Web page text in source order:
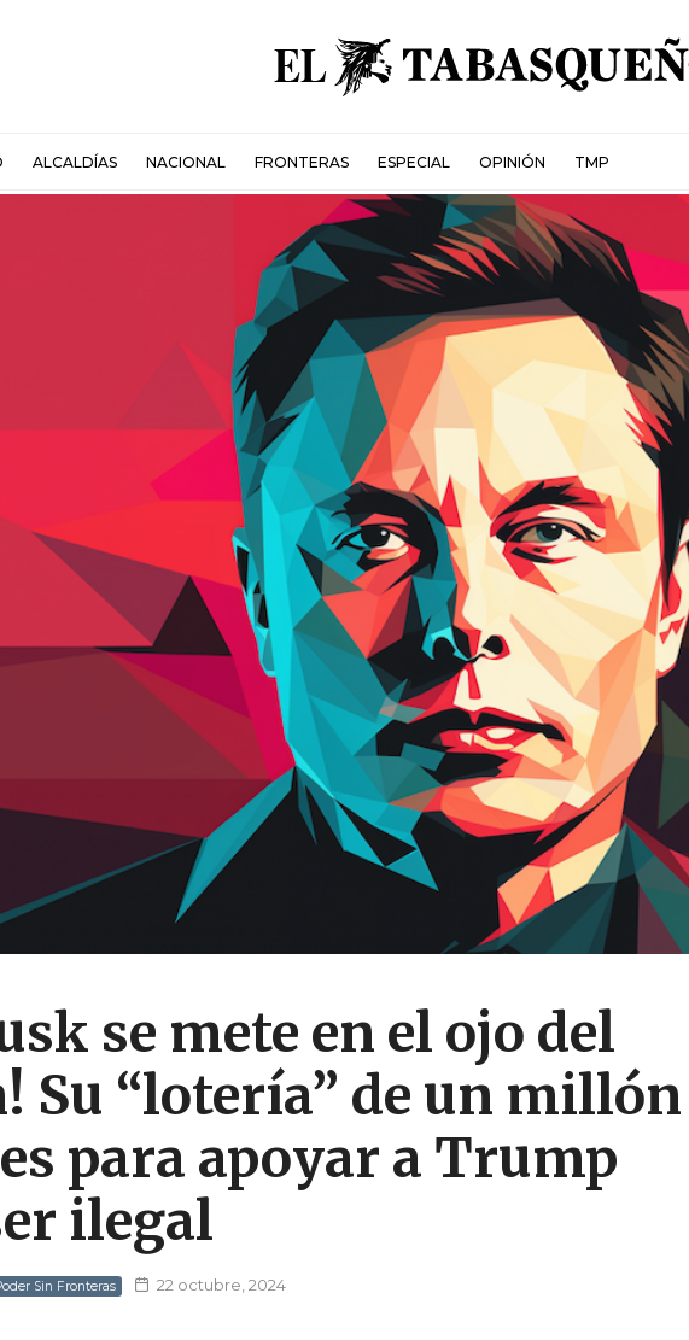
ALCALDÍAS NACIONAL FRONTERAS ESPECIAL OPINIÓN TMP
se mete en el ojo del
Su “lotería” de un millón
para apoyar a Trump
ilegal
Sin Fronteras 22 octubre, 2024